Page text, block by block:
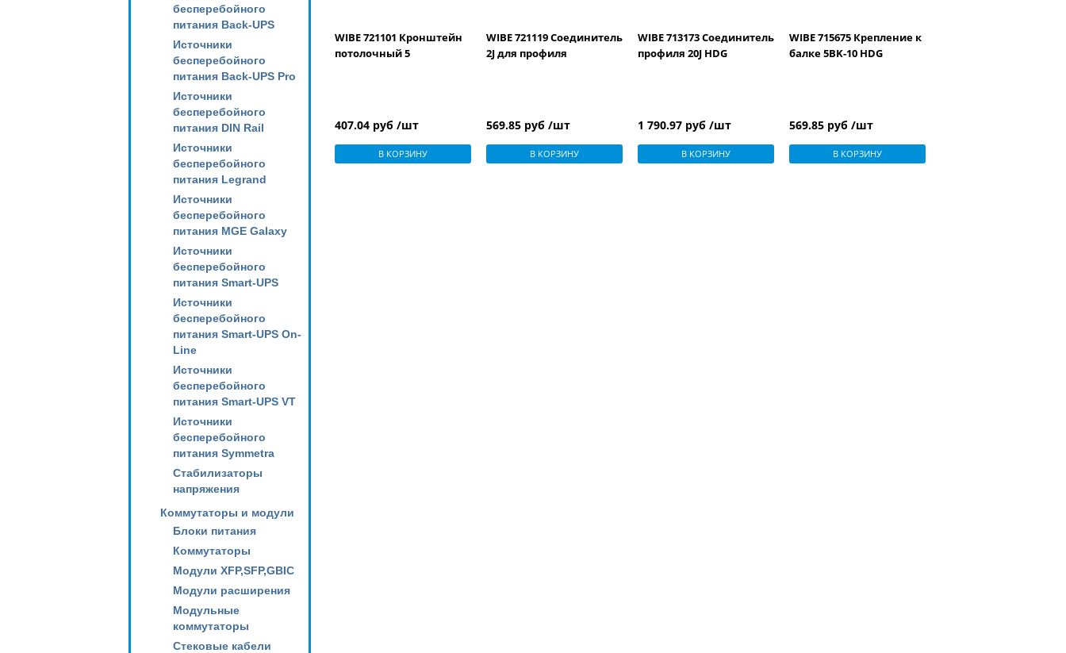
бесперебойного
питания Back-UPS
Источники
бесперебойного
питания Back-UPS Pro
Источники
бесперебойного
питания DIN Rail
Источники
бесперебойного
питания Legrand
Источники
бесперебойного
питания MGE Galaxy
Источники
бесперебойного
питания Smart-UPS
Источники
бесперебойного
питания Smart-UPS On-
Line
Источники
бесперебойного
питания Smart-UPS VT
Источники
бесперебойного
питания Symmetra
Стабилизаторы
напряжения
Коммутаторы и модули
Блоки питания
Коммутаторы
Модули XFP,SFP,GBIC
Модули расширения
Модульные
коммутаторы
Стековые кабели
WIBE 721101 Кронштейн
потолочный 5
407.04 руб /шт
В КОРЗИНУ
WIBE 721119 Соединитель
2J для профиля
569.85 руб /шт
В КОРЗИНУ
WIBE 713173 Соединитель
профиля 20J HDG
1 790.97 руб /шт
В КОРЗИНУ
WIBE 715675 Крепление к
балке 5BK-10 HDG
569.85 руб /шт
В КОРЗИНУ